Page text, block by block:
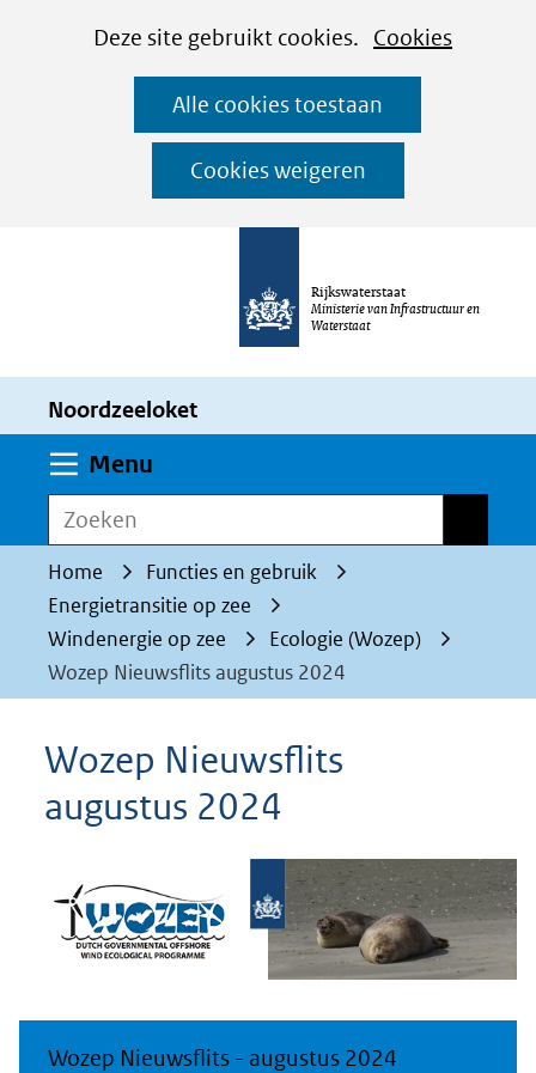
CookiesDeze site gebruikt cookies. Cookies
worden
toegestaan
geweigerd.
Alle cookies toestaan
Cookies weigeren
Ga
naar
de
inhoud
Rijkswaterstaat
Ministerie van Infrastructuur en
Waterstaat
Noordzeeloket
Menu
Zoeken
Home
Functies en gebruik
Energietransitie op zee
Windenergie op zee
Ecologie (Wozep)
Wozep Nieuwsflits augustus 2024
Wozep Nieuwsflits
augustus 2024
Wozep Nieuwsflits - augustus 2024